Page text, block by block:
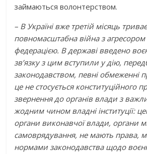
займаються волонтерством.
– В Україні вже третій місяць триває
повномасштабна війна з
федерацією. В державі введено
зв’язку з цим вступили у дію,
законодавством, певні обмеженні
це не стосується конституційного
звернення до органів влади з
жодним чином владні інституції:
органи виконавчої влади, органи
самоврядування, не мають права,
нормами законодавства щодо